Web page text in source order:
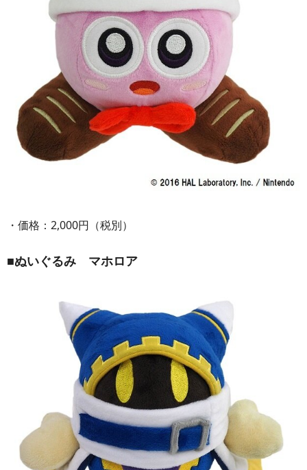
・価格：2,000円（税別）
■ぬいぐるみ マホロア